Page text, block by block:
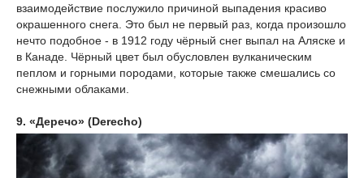
взаимодействие послужило причиной выпадения красиво
окрашенного снега. Это был не первый раз, когда произошло
нечто подобное - в 1912 году чёрный снег выпал на Аляске и
в Канаде. Чёрный цвет был обусловлен вулканическим
пеплом и горными породами, которые также смешались со
снежными облаками.
9. «Деречо» (Derecho)